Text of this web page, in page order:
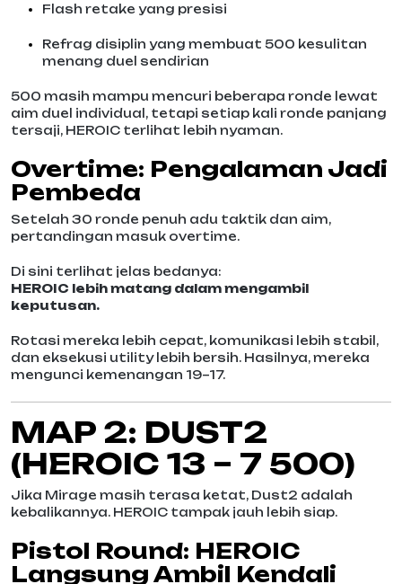
Flash retake yang presisi
Refrag disiplin yang membuat 500 kesulitan
menang duel sendirian
500 masih mampu mencuri beberapa ronde lewat
aim duel individual, tetapi setiap kali ronde panjang
tersaji, HEROIC terlihat lebih nyaman.
Overtime: Pengalaman Jadi
Pembeda
Setelah 30 ronde penuh adu taktik dan aim,
pertandingan masuk overtime.
Di sini terlihat jelas bedanya:
HEROIC lebih matang dalam mengambil
keputusan.
Rotasi mereka lebih cepat, komunikasi lebih stabil,
dan eksekusi utility lebih bersih. Hasilnya, mereka
mengunci kemenangan 19–17.
MAP 2: DUST2
(HEROIC 13 – 7 500)
Jika Mirage masih terasa ketat, Dust2 adalah
kebalikannya. HEROIC tampak jauh lebih siap.
Pistol Round: HEROIC
Langsung Ambil Kendali